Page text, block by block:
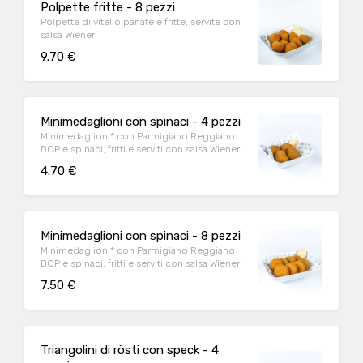
Polpette fritte - 8 pezzi
Polpette di vitello panate e fritte, servite con
salsa Wiener
9.70 €
Minimedaglioni con spinaci - 4 pezzi
Minimedaglioni* con Parmigiano Reggiano
DOP e spinaci, fritti e serviti con salsa Wiener
4.70 €
Minimedaglioni con spinaci - 8 pezzi
Minimedaglioni* con Parmigiano Reggiano
DOP e spinaci, fritti e serviti con salsa Wiener
7.50 €
Triangolini di rösti con speck - 4